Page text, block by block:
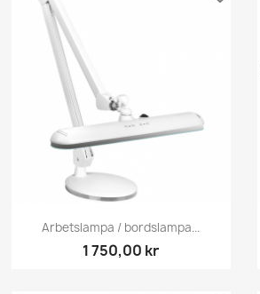
Snabbvy
Arbetslampa / bordslampa...
1 750,00 kr